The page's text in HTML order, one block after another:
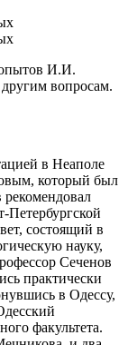
И.И.
вопросам.
в Неаполе
который был
рекомендовал
Петербургской
состоящий в
науку,
Сеченов
практически
в Одессу,
факультета.